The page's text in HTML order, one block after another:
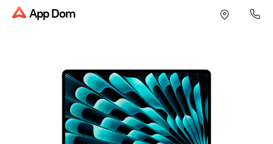
App Dom